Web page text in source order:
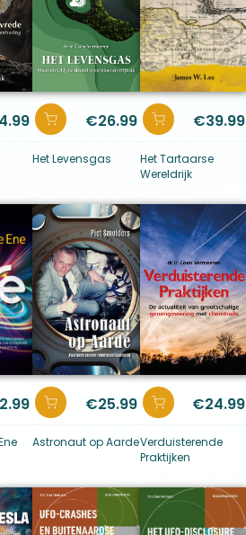
€26.99
Het Levensgas
€39.99
Het Tartaarse
Wereldrijk
€25.99
Astronaut op Aarde
€24.99
Verduisterende
Praktijken